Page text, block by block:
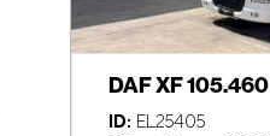
DAF XF 105.460
ID: EL25405